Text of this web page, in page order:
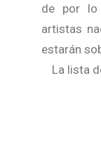
de por lo
artistas
estarán
La lista